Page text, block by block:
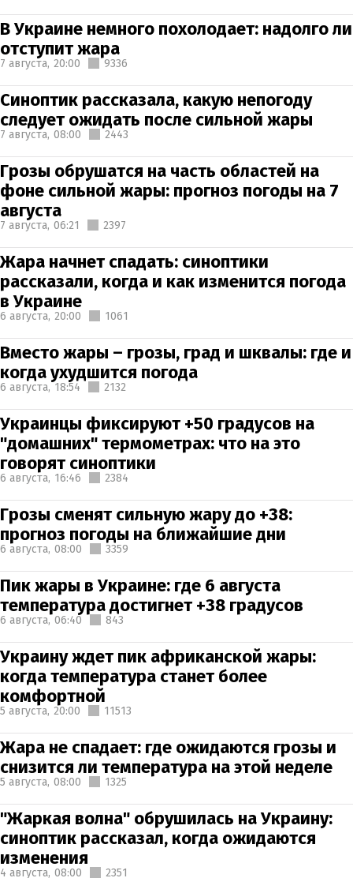
В Украине немного похолодает: надолго ли
отступит жара
7 августа, 20:00 9336
Синоптик рассказала, какую непогоду
следует ожидать после сильной жары
7 августа, 08:00 2443
Грозы обрушатся на часть областей на
фоне сильной жары: прогноз погоды на 7
августа
7 августа, 06:21 2397
Жара начнет спадать: синоптики
рассказали, когда и как изменится погода
в Украине
6 августа, 20:00 1061
Вместо жары – грозы, град и шквалы: где и
когда ухудшится погода
6 августа, 18:54 2132
Украинцы фиксируют +50 градусов на
"домашних" термометрах: что на это
говорят синоптики
6 августа, 16:46 2384
Грозы сменят сильную жару до +38:
прогноз погоды на ближайшие дни
6 августа, 08:00 3359
Пик жары в Украине: где 6 августа
температура достигнет +38 градусов
6 августа, 06:40 843
Украину ждет пик африканской жары:
когда температура станет более
комфортной
5 августа, 20:00 11513
Жара не спадает: где ожидаются грозы и
снизится ли температура на этой неделе
5 августа, 08:00 1325
"Жаркая волна" обрушилась на Украину:
синоптик рассказал, когда ожидаются
изменения
4 августа, 08:00 2351